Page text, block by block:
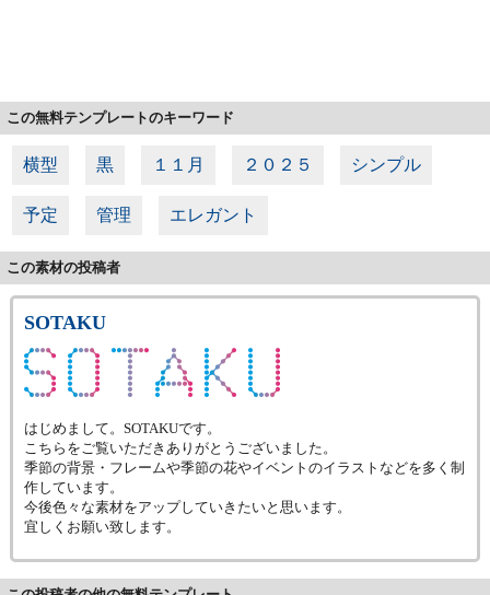
この無料テンプレートのキーワード
横型 黒 １１月 ２０２５ シンプル
予定 管理 エレガント
この素材の投稿者
SOTAKU
はじめまして。SOTAKUです。
こちらをご覧いただきありがとうございました。
季節の背景・フレームや季節の花やイベントのイラストなどを多く制
作しています。
今後色々な素材をアップしていきたいと思います。
宜しくお願い致します。